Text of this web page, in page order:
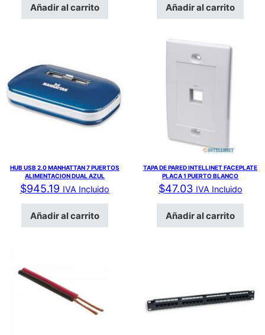
Añadir al carrito Añadir al carrito
HUB USB 2.0 MANHATTAN 7 PUERTOS
ALIMENTACION DUAL AZUL
$945.19 IVA Incluido
Añadir al carrito
TAPA DE PARED INTELLINET FACEPLATE
PLACA 1 PUERTO BLANCO
$47.03 IVA Incluido
Añadir al carrito